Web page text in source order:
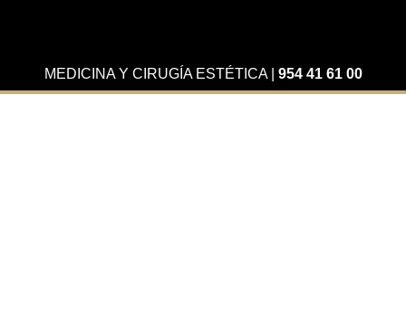
MEDICINA Y CIRUGÍA ESTÉTICA| 954 41 61 00